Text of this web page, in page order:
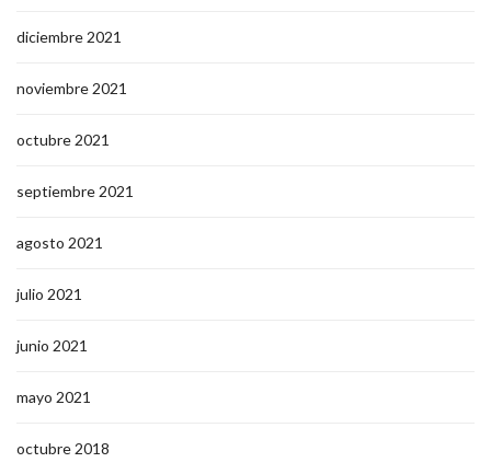
diciembre 2021
noviembre 2021
octubre 2021
septiembre 2021
agosto 2021
julio 2021
junio 2021
mayo 2021
octubre 2018